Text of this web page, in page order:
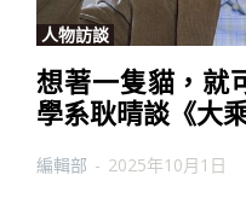
人物訪談
想著一隻貓，
學系耿晴談《大
編輯部 - 2025年10月1日